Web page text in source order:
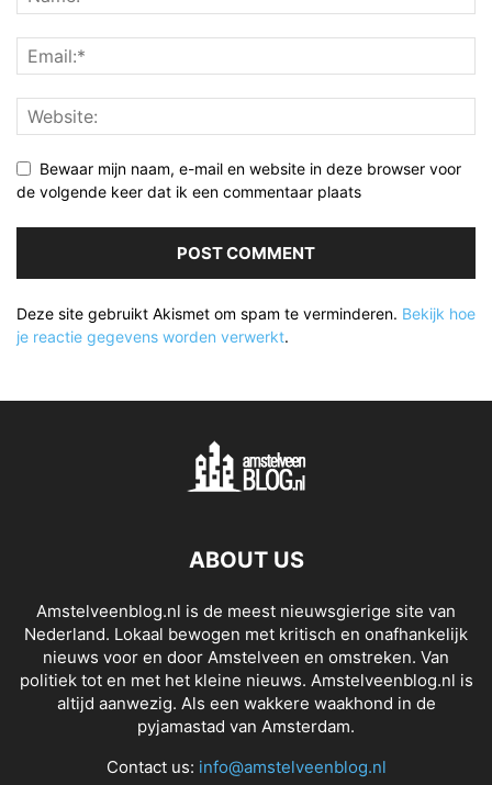
Bewaar mijn naam, e-mail en website in deze browser voor
de volgende keer dat ik een commentaar plaats
Deze site gebruikt Akismet om spam te verminderen. Bekijk hoe
je reactie gegevens worden verwerkt.
ABOUT US
Amstelveenblog.nl is de meest nieuwsgierige site van
Nederland. Lokaal bewogen met kritisch en onafhankelijk
nieuws voor en door Amstelveen en omstreken. Van
politiek tot en met het kleine nieuws. Amstelveenblog.nl is
altijd aanwezig. Als een wakkere waakhond in de
pyjamastad van Amsterdam.
Contact us: info@amstelveenblog.nl